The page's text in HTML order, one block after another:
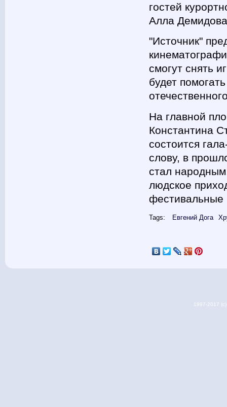
гостей
Алла
"Источник"
смогут снять
будет
На главной
Константина
состоится
слову, в
стал
людское
фестивальные
Tags: Евгений Дога
1997-2017